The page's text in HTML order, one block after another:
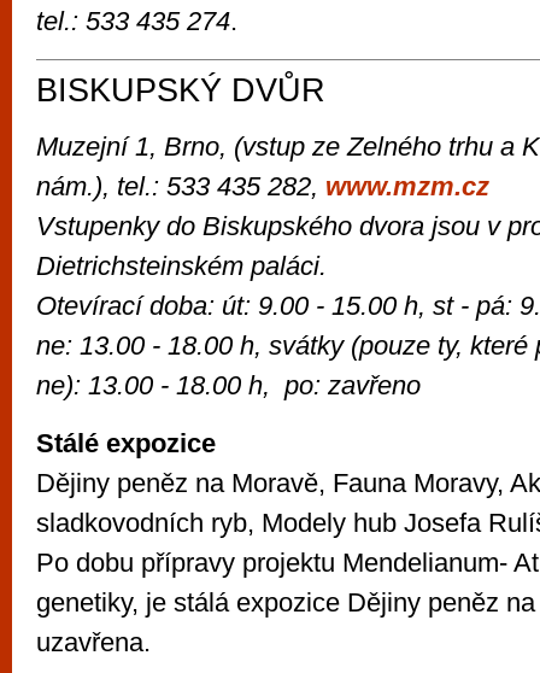
tel.: 533 435 274.
BISKUPSKÝ DVŮR
Muzejní 1, Brno, (vstup ze Zelného trhu a
nám.), tel.: 533 435 282, www.mzm.cz
Vstupenky do Biskupského dvora jsou v
Dietrichsteinském paláci.
Otevírací doba: út: 9.00 - 15.00 h, st - pá:
ne: 13.00 - 18.00 h, svátky (pouze ty, které
ne): 13.00 - 18.00 h, po: zavřeno
Stálé expozice
Dějiny peněz na Moravě, Fauna Moravy,
sladkovodních ryb, Modely hub Josefa
Po dobu přípravy projektu Mendelianum-
genetiky, je stálá expozice Dějiny peněz
uzavřena.